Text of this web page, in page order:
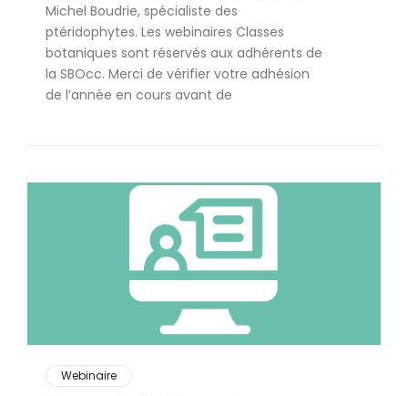
Michel Boudrie, spécialiste des
ptéridophytes. Les webinaires Classes
botaniques sont réservés aux adhérents de
la SBOcc. Merci de vérifier votre adhésion
de l’année en cours avant de
Webinaire